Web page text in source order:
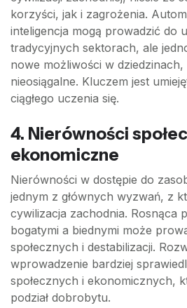
korzyści, jak i zagrożenia.
inteligencja mogą prowadzić do
tradycyjnych sektorach, ale
nowe możliwości w
nieosiągalne. Kluczem jest
ciągłego uczenia się.
4. Nierówności
ekonomiczne
Nierówności w dostępie do
jednym z głównych wyzwań, z
cywilizacja zachodnia. Rosnąca
bogatymi a biednymi może
społecznych i destabilizacji.
wprowadzenie bardziej
społecznych i ekonomicznych,
podział dobrobytu.